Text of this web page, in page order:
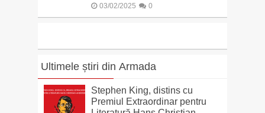
03/02/2025 0
Ultimele știri din Armada
Stephen King, distins cu
Premiul Extraordinar pentru